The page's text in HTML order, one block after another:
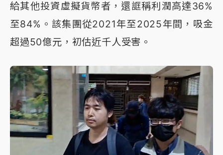
給其他投資虛擬貨幣者，還誆稱利潤高達36%
至84%。該集團從2021年至2025年間，吸金
超過50億元，初估近千人受害。